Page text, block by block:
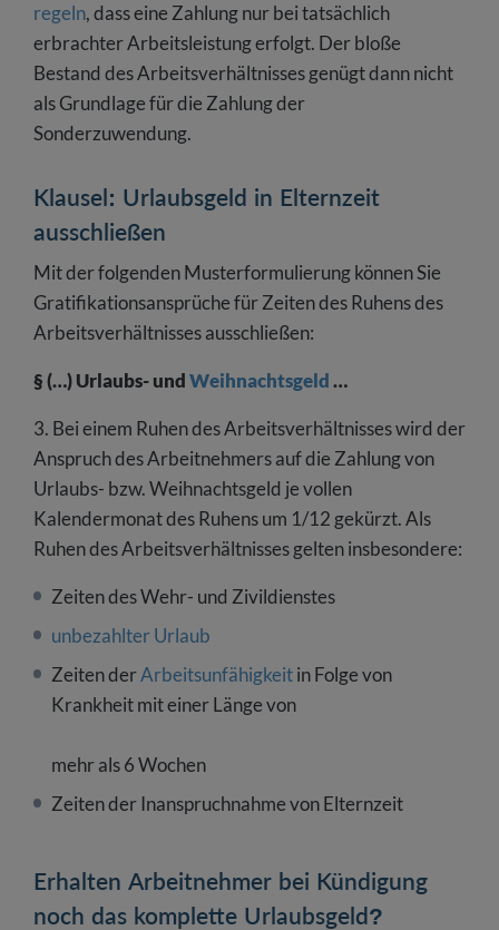
regeln, dass eine Zahlung nur bei tatsächlich
erbrachter Arbeitsleistung erfolgt. Der bloße
Bestand des Arbeitsverhältnisses genügt dann nicht
als Grundlage für die Zahlung der
Sonderzuwendung.
Klausel: Urlaubsgeld in Elternzeit
ausschließen
Mit der folgenden Musterformulierung können Sie
Gratifikationsansprüche für Zeiten des Ruhens des
Arbeitsverhältnisses ausschließen:
§ (…) Urlaubs- undWeihnachtsgeld…
3. Bei einem Ruhen des Arbeitsverhältnisses wird der
Anspruch des Arbeitnehmers auf die Zahlung von
Urlaubs- bzw. Weihnachtsgeld je vollen
Kalendermonat des Ruhens um 1/12 gekürzt. Als
Ruhen des Arbeitsverhältnisses gelten insbesondere:
Zeiten des Wehr- und Zivildienstes
unbezahlter Urlaub
Zeiten derArbeitsunfähigkeitin Folge von
Krankheit mit einer Länge von
mehr als 6 Wochen
Zeiten der Inanspruchnahme von Elternzeit
Erhalten Arbeitnehmer bei Kündigung
noch das komplette Urlaubsgeld?